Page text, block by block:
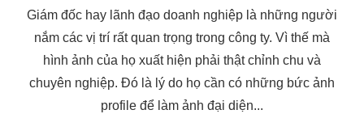
Giám đốc hay lãnh đạo doanh nghiệp là những người
nắm các vị trí rất quan trọng trong công ty. Vì thế mà
hình ảnh của họ xuất hiện phải thật chỉnh chu và
chuyên nghiệp. Đó là lý do họ cần có những bức ảnh
profile để làm ảnh đại diện...